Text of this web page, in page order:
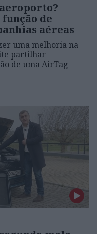
de
aéreas
uma melhoria na
partilhar
de uma AirTag